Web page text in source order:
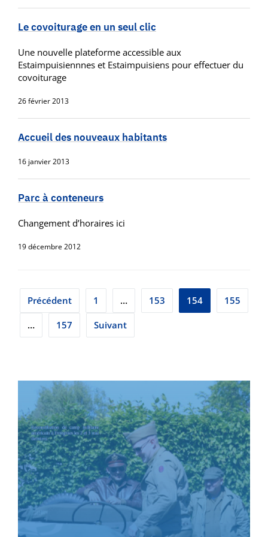
Le covoiturage en un seul clic
Une nouvelle plateforme accessible aux
Estaimpuisiennnes et Estaimpuisiens pour effectuer du
covoiturage
26 février 2013
Accueil des nouveaux habitants
16 janvier 2013
Parc à conteneurs
Changement d’horaires ici
19 décembre 2012
Pagination
des
Précédent 1 … 153 154 155
… 157 Suivant